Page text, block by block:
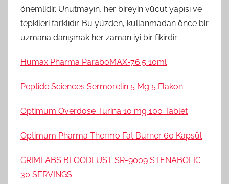
önemlidir. Unutmayın, her bireyin vücut yapısı ve
tepkileri farklıdır. Bu yüzden, kullanmadan önce bir
uzmana danışmak her zaman iyi bir fikirdir.
Humax Pharma ParaboMAX-76.5 10ml
Peptide Sciences Sermorelin 5 Mg 5 Flakon
Optimum Overdose Turina 10 mg 100 Tablet
Optimum Pharma Thermo Fat Burner 60 Kapsül
GRIMLABS BLOODLUST SR-9009 STENABOLIC
30 SERVINGS